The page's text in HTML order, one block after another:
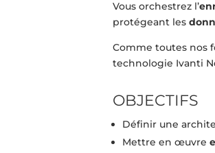
Vous orchestrez l’
protégeant les
Comme toutes nos
technologie Ivanti
OBJECTIFS
Définir une
Mettre en œuvre